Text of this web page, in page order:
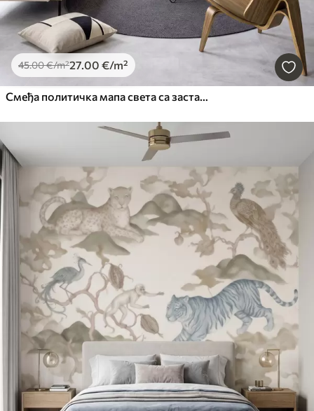
45.00€/m²27.00 €/m²
Смеђа политичка мапа света са заставама на енглеском језику